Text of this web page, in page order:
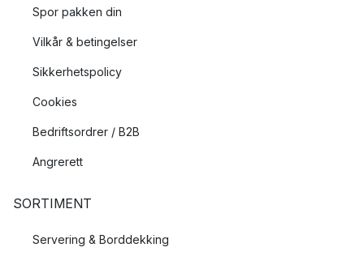
Spor pakken din
Vilkår & betingelser
Sikkerhetspolicy
Cookies
Bedriftsordrer / B2B
Angrerett
SORTIMENT
Servering & Borddekking